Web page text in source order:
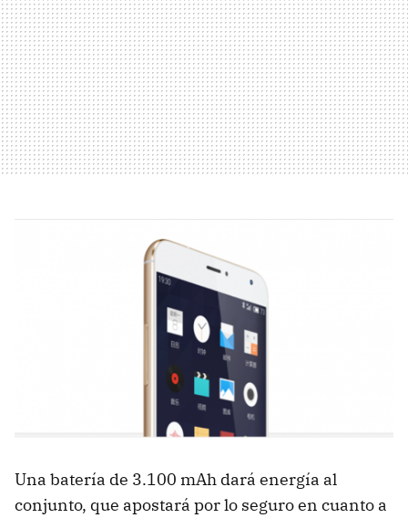
Una batería de 3.100 mAh dará energía al
conjunto, que apostará por lo seguro en cuanto a